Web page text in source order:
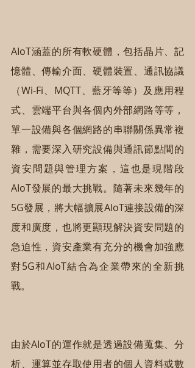
AIoT涵蓋的所有軟硬體，包括晶片、記
憶體、傳輸介面、硬體裝置、通訊協議
（Wi-Fi、MQTT、藍牙等等）及應用程
式、雲端平台與各個內外部網路等等，
單一設備與各個網路的串聯關係異常複
雜，需要深入研究設備與通訊節點間的
資安問題與管理方案，這也是現階段
AIoT發展的最大挑戰。隨著未來幾年的
5G發展，將大幅擴展AIoT連接設備的深
度和廣度，也將更顯現解決資安問題的
急迫性，資安產業有充分的機會加強應
對5G和AIoT結合為企業帶來的全新挑
戰。
由於AIoT的運作就是透過設備蒐集、分
析、運算並存取使用者的個人資料或數